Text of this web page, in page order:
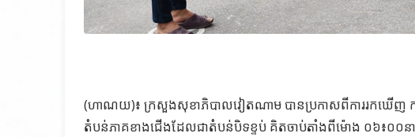
(ហាណយ)៖ ក្រសួងសុខាភិបាលវៀតណាម បានប្រកាសពីការរកឃើញ
តំបន់ភាគខាងជើងដែលជាតំបន់បិទខ្ទប់ គិតចាប់តាំងពីម៉ោង ០៦៖០០នា